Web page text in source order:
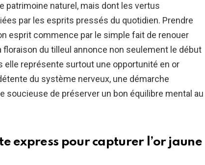
patrimoine naturel, mais dont les vertus
par les esprits pressés du quotidien. Prendre
esprit commence par le simple fait de renouer
du tilleul annonce non seulement le début
elle représente surtout une opportunité en or
du système nerveux, une démarche
soucieuse de préserver un bon équilibre mental au
express pour capturer l’or jaune